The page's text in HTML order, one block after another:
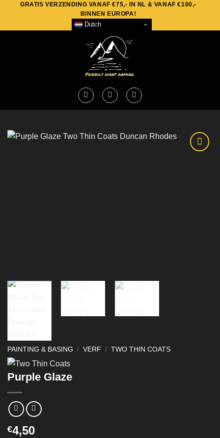
content
GRATIS VERZENDING VANAF €75,- IN NL & VANAF €100,-
BINNEN EUROPA!
Dutch
PAINTING & BASING / VERF / TWO THIN COATS
Purple Glaze
€4,50